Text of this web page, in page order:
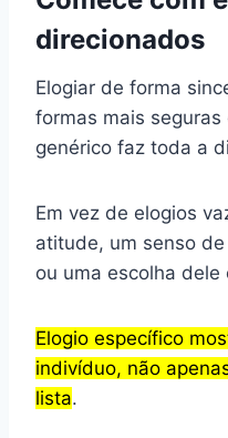
direcionados
Elogiar de forma
formas mais
genérico faz toda a
Em vez de elogios
atitude, um senso
ou uma escolha dele
Elogio específico
indivíduo, não
lista.